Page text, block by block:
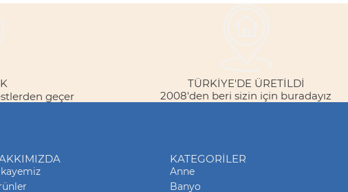
geçer
TÜRKİYE'DE ÜRETİLDİ
2008'den beri sizin için buradayız
KATEGORILER
Anne
Banyo